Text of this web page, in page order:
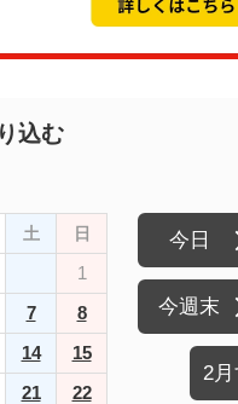
込む
土 日
1
7
8
14
15
21
22
今日
今週末
2